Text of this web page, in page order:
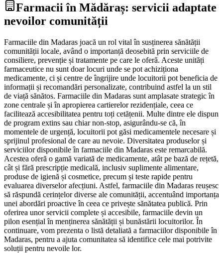
Farmacii în Mădăraș: servicii adaptate
nevoilor comunității
Farmaciile din Madaras joacă un rol vital în susținerea sănătății
comunității locale, având o importanță deosebită prin serviciile de
consiliere, prevenție și tratamente pe care le oferă. Aceste unități
farmaceutice nu sunt doar locuri unde se pot achiziționa
medicamente, ci și centre de îngrijire unde locuitorii pot beneficia de
informații și recomandări personalizate, contribuind astfel la un stil
de viață sănătos. Farmaciile din Madaras sunt amplasate strategic în
zone centrale și în apropierea cartierelor rezidențiale, ceea ce
facilitează accesibilitatea pentru toți cetățenii. Multe dintre ele dispun
de program extins sau chiar non-stop, asigurându-se că, în
momentele de urgență, locuitorii pot găsi medicamentele necesare și
sprijinul profesional de care au nevoie. Diversitatea produselor și
serviciilor disponibile în farmaciile din Madaras este remarcabilă.
Acestea oferă o gamă variată de medicamente, atât pe bază de rețetă,
cât și fără prescripție medicală, inclusiv suplimente alimentare,
produse de igienă și cosmetice, precum și teste rapide pentru
evaluarea diverselor afecțiuni. Astfel, farmaciile din Madaras reușesc
să răspundă cerințelor diverse ale comunității, accentuând importanța
unei abordări proactive în ceea ce privește sănătatea publică. Prin
oferirea unor servicii complete și accesibile, farmaciile devin un
pilon esențial în menținerea sănătății și bunăstării locuitorilor. În
continuare, vom prezenta o listă detaliată a farmaciilor disponibile în
Madaras, pentru a ajuta comunitatea să identifice cele mai potrivite
soluții pentru nevoile lor.